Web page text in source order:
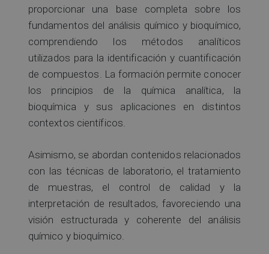
proporcionar una base completa sobre los
fundamentos del análisis químico y bioquímico,
comprendiendo los métodos analíticos
utilizados para la identificación y cuantificación
de compuestos. La formación permite conocer
los principios de la química analítica, la
bioquímica y sus aplicaciones en distintos
contextos científicos.
Asimismo, se abordan contenidos relacionados
con las técnicas de laboratorio, el tratamiento
de muestras, el control de calidad y la
interpretación de resultados, favoreciendo una
visión estructurada y coherente del análisis
químico y bioquímico.